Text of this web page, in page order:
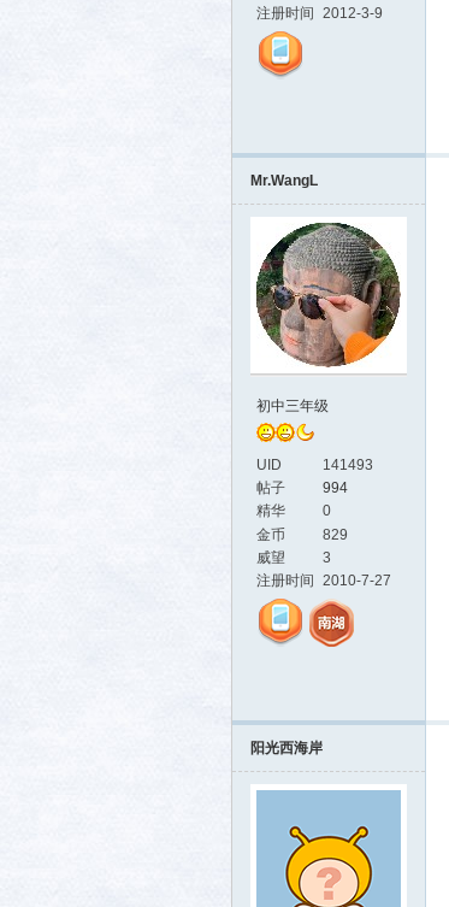
生活
注册时间
2012-3-9
Mr.WangL
初中三年级
UID
141493
帖子
994
精华
0
金币
829
威望
3
注册时间
2010-7-27
阳光西海岸